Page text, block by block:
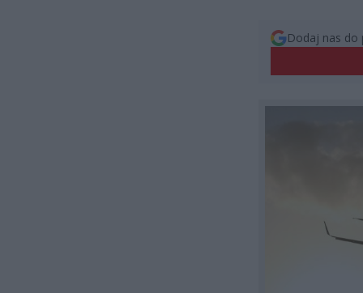
Dodaj nas do